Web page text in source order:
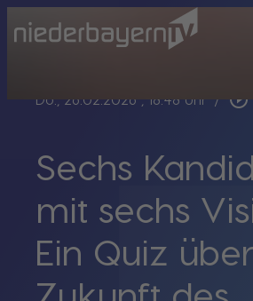
Do., 26.02.2026, 18:48 Uhr / play_circle_outline
Sechs
mit sechs
Ein Quiz